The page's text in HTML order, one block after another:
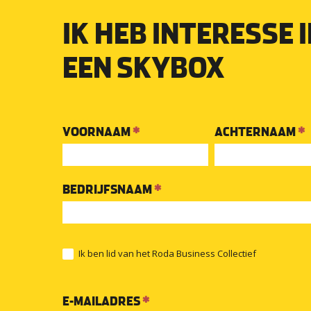
IK HEB INTERESSE
EEN SKYBOX
Hospitality
VOORNAAM* ACHTERNAAM*
BEDRIJFSNAAM*
Ik ben lid van het Roda Business Collectief
E-MAILADRES*